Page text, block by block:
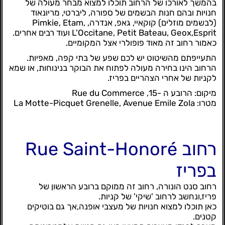
בהמשך לאורכו של הרחוב תוכלו למצוא מבחר מעולה של
חנויות ובהם חנות הבשמים של ספורה, ליברטי, מריונאוד
(לבשמים מוזלים) קוקאיי, גאפ, אנדרה, Pimkie, Etam,
L'Occitane, Petit Bateau, Geox,Esprit ועוד רבים אחרים.
כאמור רחוב זה מאוד פופולרי אצל המקומיים.
התעייפתם מהשיטוט יש לכם שפע של בתי קפה, מאפיות.
הרחוב הינו בחירה מעולה לפתוח את הבוקר בנינוחות, או שמא
לקניות של אחרי הצהריים בפריז.
מיקום: הרובע ה -15, Rue du Commerce
מטרו: La Motte-Picquet Grenelle, Avenue Emile Zola
רחוב Rue Saint-Honoré
בפריז
רחוב סנט הונורה, רחוב זה ממוקם ברובע הראשון של
פריז,ונחשב לרחוב 'שיקי' של קניות.
כאן תוכלו למצוא חנויות של מעצבי אופנה,אך גם בוטיקים
קטנים.